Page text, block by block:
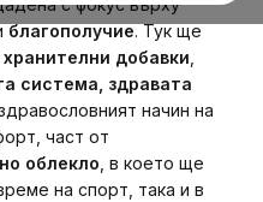
с фокус върху
благополучие. Тук ще
хранителни добавки
система, здравата
начин на
част от
облекло , в което ще
на спорт, така и в